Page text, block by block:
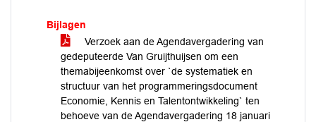
Bijlagen
Verzoek aan de Agendavergadering van
gedeputeerde Van Gruijthuijsen om een
themabijeenkomst over `de systematiek en
structuur van het programmeringsdocument
Economie, Kennis en Talentontwikkeling` ten
behoeve van de Agendavergadering 18 januari